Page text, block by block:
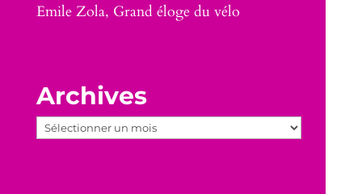
Emile Zola, Grand éloge du vélo
Archives
Archives